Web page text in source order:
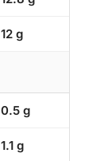
12 g
0.5 g
1.1 g